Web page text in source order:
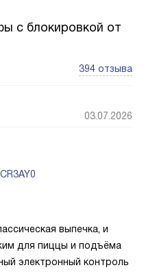
с блокировкой от
394 отзыва
03.07.2026
выпечка, и
для пиццы и подъёма
электронный контроль